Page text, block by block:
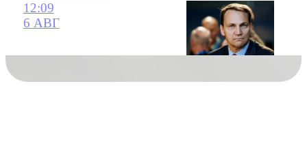
12:09
6 АВГ